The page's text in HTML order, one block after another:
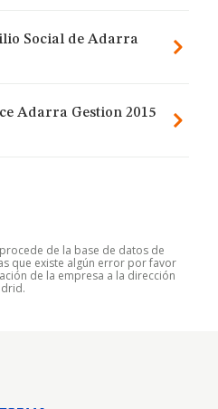
Social de Adarra
Adarra Gestion 2015
de la base de datos de
que existe algún error por favor
de la empresa a la dirección